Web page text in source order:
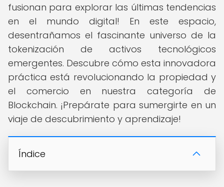
fusionan para explorar las últimas tendencias
en el mundo digital! En este espacio,
desentrañamos el fascinante universo de la
tokenización de activos tecnológicos
emergentes. Descubre cómo esta innovadora
práctica está revolucionando la propiedad y
el comercio en nuestra categoría de
Blockchain. ¡Prepárate para sumergirte en un
viaje de descubrimiento y aprendizaje!
Índice